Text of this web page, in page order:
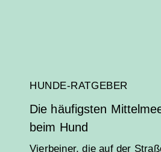
HUNDE-RATGEBER
Die häufigsten
beim Hund
Vierbeiner, die auf der